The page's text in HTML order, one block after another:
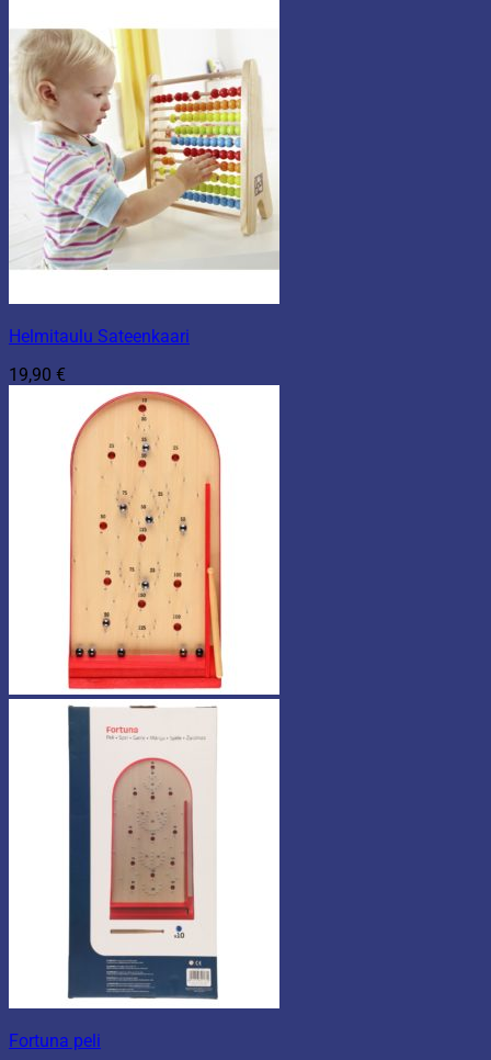
Helmitaulu Sateenkaari
19,90 €
Fortuna peli